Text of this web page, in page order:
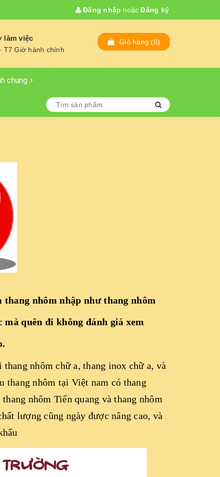
Đăng nhập hoặc Đăng ký
làm việc
T7 Giờ hành chính
Giỏ hàng (0)
chung
thang nhôm nhập nhưthang nhôm
quên đi không đánh giá xem
nhôm chữ a, thang inox chữ a, và
thang nhôm tại Việt nam có thang
nhôm Tiến quang và thang nhôm
lượng cũng ngày được nâng cao, và